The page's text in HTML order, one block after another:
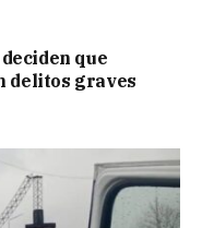
que
delitos graves